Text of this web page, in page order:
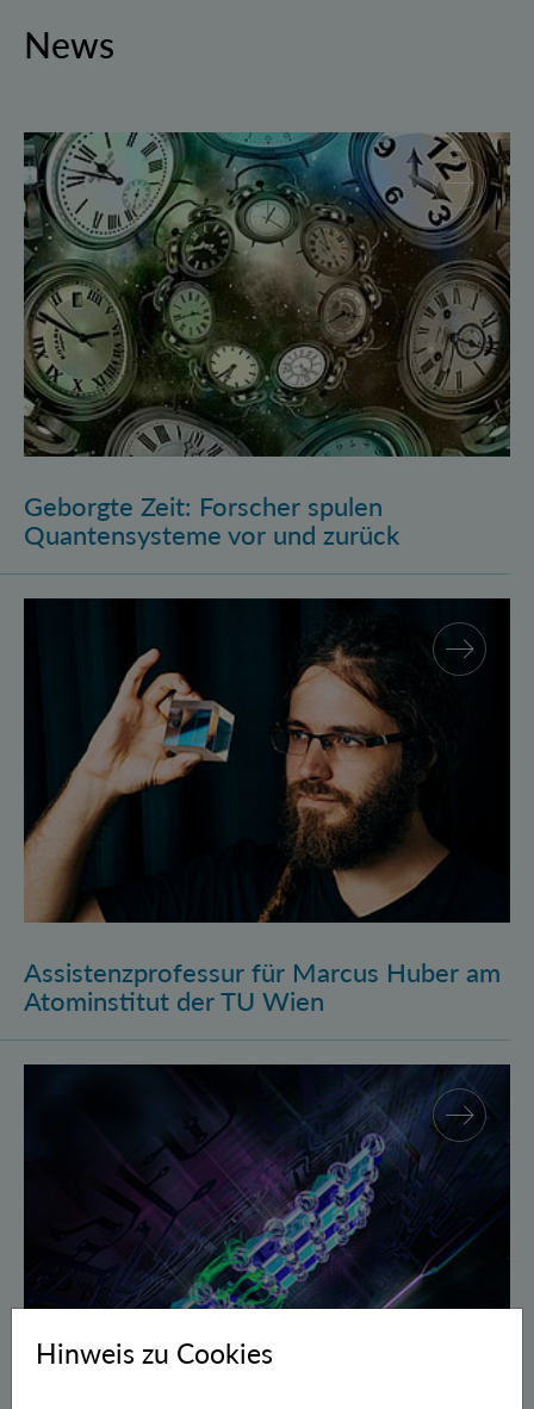
News
Geborgte Zeit: Forscher spulen Quantensysteme vor
Geborgte Zeit: Forscher spulen
Quantensysteme vor und zurück
Assistenzprofessur für Marcus Huber am
Atominstitut der TU Wien
Gegen Fehler geschützte Quantenbits verschränkt
Hinweis zu Cookies